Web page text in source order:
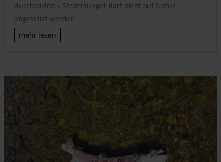
durchlaufen – Stromhunger darf nicht auf Natur
abgewälzt werden
mehr lesen